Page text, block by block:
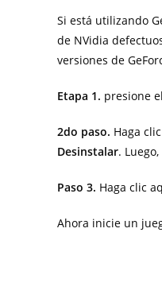
Si está utilizando
de NVidia
versiones de
Etapa 1. presione el
2do paso. Haga
Desinstalar.
Paso 3. Haga clic
Ahora inicie un